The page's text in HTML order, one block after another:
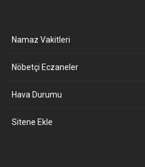
Namaz Vakitleri
Nöbetçi Eczaneler
Hava Durumu
Sitene Ekle